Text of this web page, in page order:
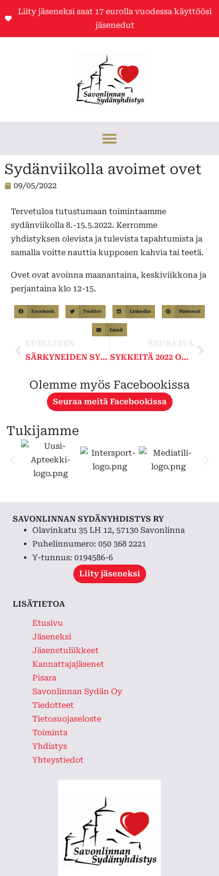
Liity jäseneksi saat 17 eurolla vuodessa käyttöösi
jäsenedut
Sydänviikolla avoimet ovet
09/05/2022
Tervetuloa tutustumaan toimintaamme
sydänviikolla 8.-15.5.2022. Kerromme
yhdistyksen olevista ja tulevista tapahtumista ja
samalla voitte nauttia kupposen kahvia tai teetä.
Ovet ovat avoinna maanantaina, keskiviikkona ja
perjantaina klo 12-15.
Facebook Twitter LinkedIn Pinterest
Email
EDELLINEN
SÄRKYNEIDEN SYDÄMIEN RYHMÄ, UUSI TOIMINTAMUOTO ALKAA!
SEURAAVA
SYKKEITÄ 2022 ON ILMESTYNYT!
Olemme myös Facebookissa
Seuraa meitä Facebookissa
Tukijamme
SAVONLINNAN SYDÄNYHDISTYS RY
Olavinkatu 35 LH 12, 57130 Savonlinna
Puhelinnumero: 050 368 2221
Y-tunnus: 0194586-6
Liity jäseneksi
LISÄTIETOA
Etusivu
Jäseneksi
Jäsenetuliikkeet
Kannattajajäsenet
Pisara
Savonlinnan Sydän Oy
Tiedotteet
Tietosuojaseloste
Toiminta
Yhdistys
Yhteystiedot